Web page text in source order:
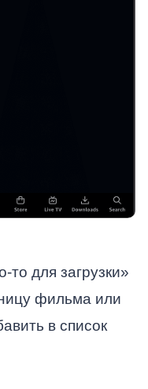
для загрузки»
фильма или
в список